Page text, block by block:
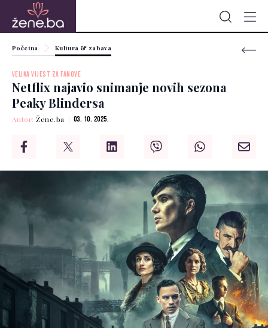
Početna Kultura & zabava
VELIKA VIJEST ZA FANOVE
Netflix najavio snimanje novih sezona
Peaky Blindersa
Autor:Žene.ba 03. 10. 2025.